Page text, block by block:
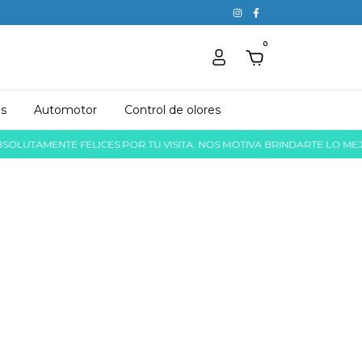
0
Automotor Control de olores
FELICES POR TU VISITA. NOS MOTIVA BRINDARTE LO MEJOR,